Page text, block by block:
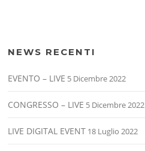
NEWS RECENTI
EVENTO – LIVE 5 Dicembre 2022
CONGRESSO – LIVE 5 Dicembre 2022
LIVE DIGITAL EVENT 18 Luglio 2022